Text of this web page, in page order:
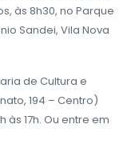
às 8h30, no Parque
Sandei, Vila Nova
de Cultura e
194 – Centro)
17h. Ou entre em